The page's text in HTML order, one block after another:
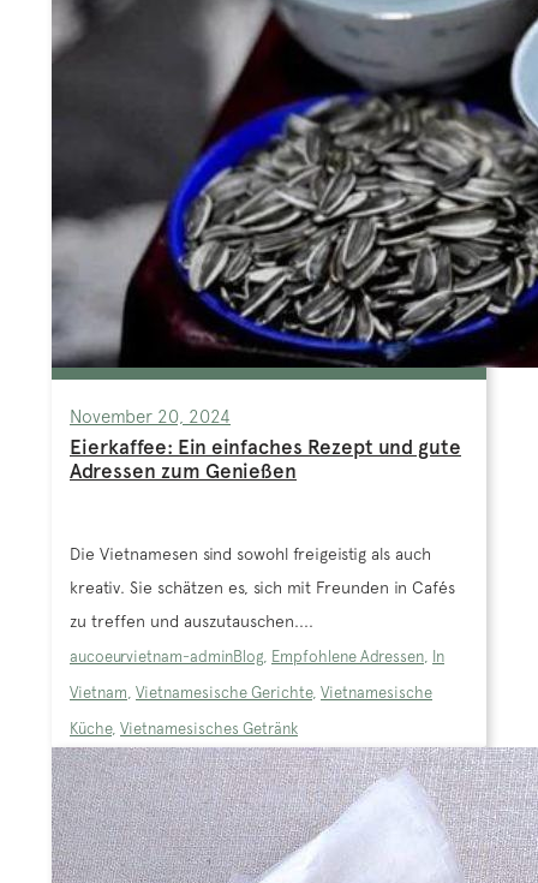
November 20, 2024
Eierkaffee: Ein einfaches Rezept und gute
Adressen zum Genießen
Die Vietnamesen sind sowohl freigeistig als auch
kreativ. Sie schätzen es, sich mit Freunden in Cafés
zu treffen und auszutauschen....
aucoeurvietnam-adminBlog, Empfohlene Adressen, In
Vietnam, Vietnamesische Gerichte, Vietnamesische
Küche, Vietnamesisches Getränk